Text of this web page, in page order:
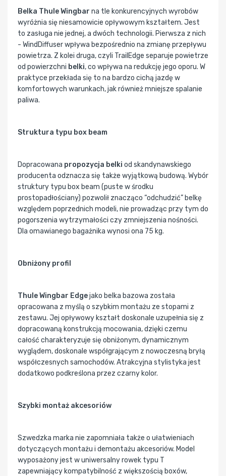
Belka Thule Wingbar na tle konkurencyjnych wyrobów
wyróżnia się niesamowicie opływowym kształtem. Jest
to zasługa nie jednej, a dwóch technologii. Pierwsza z nich
- WindDiffuser wpływa bezpośrednio na zmianę przepływu
powietrza. Z kolei druga, czyli TrailEdge separuje powietrze
od powierzchni belki, co wpływa na redukcję jego oporu. W
praktyce przekłada się to na bardzo cichą jazdę w
komfortowych warunkach, jak również mniejsze spalanie
paliwa.
Struktura typu box beam
Dopracowana propozycja belki od skandynawskiego
producenta odznacza się także wyjątkową budową. Wybór
struktury typu box beam (puste w środku
prostopadłościany) pozwolił znacząco “odchudzić” belkę
względem poprzednich modeli, nie prowadząc przy tym do
pogorszenia wytrzymałości czy zmniejszenia nośności.
Dla omawianego bagażnika wynosi ona 75 kg.
Obniżony profil
Thule Wingbar Edgejako belka bazowa została
opracowana z myślą o szybkim montażu ze stopami z
zestawu. Jej opływowy kształt doskonale uzupełnia się z
dopracowaną konstrukcją mocowania, dzięki czemu
całość charakteryzuje się obniżonym, dynamicznym
wyglądem, doskonale współgrającym z nowoczesną bryłą
współczesnych samochodów. Atrakcyjna stylistyka jest
dodatkowo podkreślona przez czarny kolor.
Szybki montaż akcesoriów
Szwedzka marka nie zapomniała także o ułatwieniach
dotyczących montażu i demontażu akcesoriów. Model
wyposażony jest w uniwersalny rowek typu T
zapewniający kompatybilność z większością boxów,